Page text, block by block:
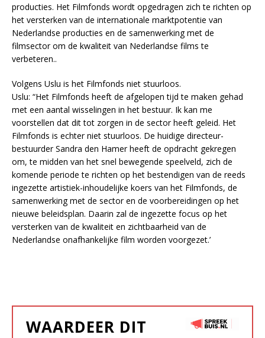
producties. Het Filmfonds wordt opgedragen zich te richten op
het versterken van de internationale marktpotentie van
Nederlandse producties en de samenwerking met de
filmsector om de kwaliteit van Nederlandse films te
verbeteren..
Volgens Uslu is het Filmfonds niet stuurloos.
Uslu: “Het Filmfonds heeft de afgelopen tijd te maken gehad
met een aantal wisselingen in het bestuur. Ik kan me
voorstellen dat dit tot zorgen in de sector heeft geleid. Het
Filmfonds is echter niet stuurloos. De huidige directeur-
bestuurder Sandra den Hamer heeft de opdracht gekregen
om, te midden van het snel bewegende speelveld, zich de
komende periode te richten op het bestendigen van de reeds
ingezette artistiek-inhoudelijke koers van het Filmfonds, de
samenwerking met de sector en de voorbereidingen op het
nieuwe beleidsplan. Daarin zal de ingezette focus op het
versterken van de kwaliteit en zichtbaarheid van de
Nederlandse onafhankelijke film worden voorgezet.’
WAARDEER DIT